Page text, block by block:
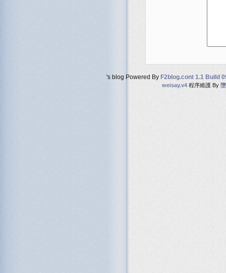
's blog Powered By F2blog.cont 1.1 Build
weisay.v4程序維護 By